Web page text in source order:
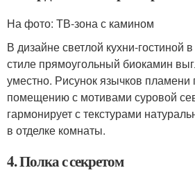
На фото: ТВ-зона с камином
В дизайне светлой кухни-гостиной
стиле прямоугольный биокамин
уместно. Рисунок язычков пламени
помещению с мотивами суровой
гармонирует с текстурами
в отделке комнаты.
4. Полка с секретом